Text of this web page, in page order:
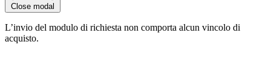
Close modal
L’invio del modulo di richiesta non comporta alcun vincolo di
acquisto.